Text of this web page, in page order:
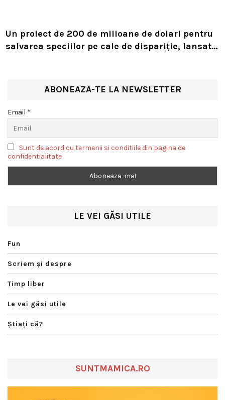
Un proiect de 200 de milioane de dolari pentru
salvarea speciilor pe cale de dispariție, lansat
ABONEAZA-TE LA NEWSLETTER
Email *
Sunt de acord cu termenii si conditiile din pagina de
confidentialitate
LE VEI GĂSI UTILE
Fun
Scriem şi despre
Timp liber
Le vei găsi utile
Ştiaţi că?
SUNTMAMICA.RO